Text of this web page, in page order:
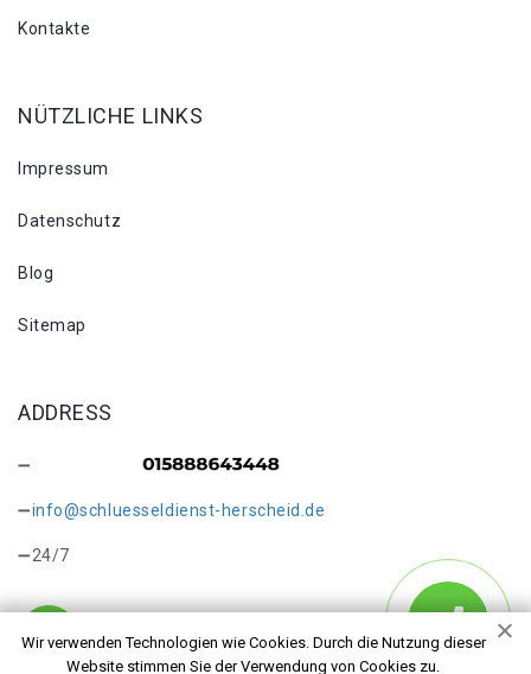
Wir verwenden Technologien wie Cookies. Durch die Nutzung dieser
Website stimmen Sie der Verwendung von Cookies zu.
Kontakte
NÜTZLICHE LINKS
Impressum
Datenschutz
Blog
Sitemap
ADDRESS
info@schluesseldienst-herscheid.de
24/7